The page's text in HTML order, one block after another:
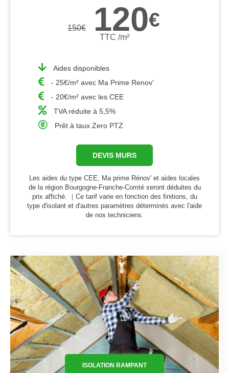
150€ 120€
TTC /m²
Aides disponibles
- 25€/m² avec Ma Prime Renov'
- 20€/m² avec les CEE
TVA réduite à 5,5%
Prêt à taux Zero PTZ
DEVIS MURS
Les aides du type CEE, Ma prime Rénov' et aides locales
de la région Bourgogne-Franche-Comté seront déduites du
prix affiché. ｜Ce tarif varie en fonction des finitions, du
type d'isolant et d'autres paramètres déterminés avec l'aide
de nos techniciens.
ISOLATION RAMPANT